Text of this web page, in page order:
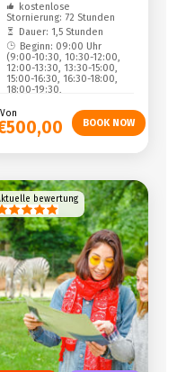
kostenlose
Stornierung: 72 Stunden
Dauer: 1,5 Stunden
Beginn: 09:00 Uhr
(9:00-10:30, 10:30-12:00,
12:00-13:30, 13:30-15:00,
15:00-16:30, 16:30-18:00,
18:00-19:30,
Von
€500,00
bewertung